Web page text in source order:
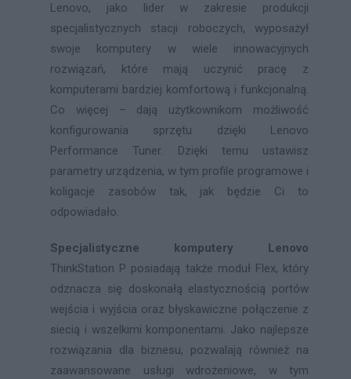
Lenovo, jako lider w zakresie produkcji
specjalistycznych stacji roboczych, wyposażył
swoje komputery w wiele innowacyjnych
rozwiązań, które mają uczynić pracę z
komputerami bardziej komfortową i funkcjonalną.
Co więcej – dają użytkownikom możliwość
konfigurowania sprzętu dzięki Lenovo
Performance Tuner. Dzięki temu ustawisz
parametry urządzenia, w tym profile programowe i
koligacje zasobów tak, jak będzie Ci to
odpowiadało.
Specjalistyczne komputery Lenovo
ThinkStation P posiadają także moduł Flex, który
odznacza się doskonałą elastycznością portów
wejścia i wyjścia oraz błyskawiczne połączenie z
siecią i wszelkimi komponentami. Jako najlepsze
rozwiązania dla biznesu, pozwalają również na
zaawansowane usługi wdrożeniowe, w tym